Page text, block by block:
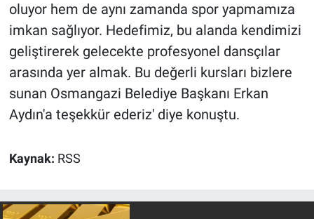
oluyor hem de aynı zamanda spor yapmamıza
imkan sağlıyor. Hedefimiz, bu alanda kendimizi
geliştirerek gelecekte profesyonel dansçılar
arasında yer almak. Bu değerli kursları bizlere
sunan Osmangazi Belediye Başkanı Erkan
Aydın'a teşekkür ederiz' diye konuştu.
Kaynak: RSS